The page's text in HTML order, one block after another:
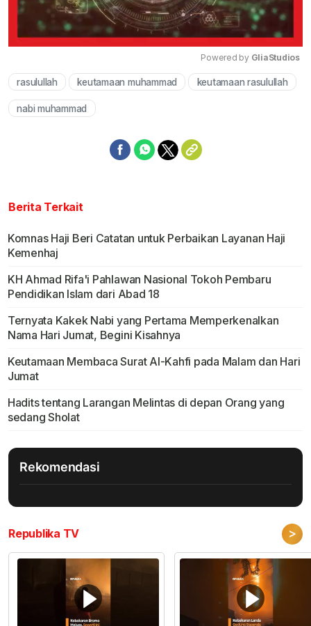
Mute
Powered by GliaStudios
rasulullah keutamaan muhammad keutamaan rasulullah
nabi muhammad
Berita Terkait
Komnas Haji Beri Catatan untuk Perbaikan Layanan Haji
Kemenhaj
KH Ahmad Rifa'i Pahlawan Nasional Tokoh Pembaru
Pendidikan Islam dari Abad 18
Ternyata Kakek Nabi yang Pertama Memperkenalkan
Nama Hari Jumat, Begini Kisahnya
Keutamaan Membaca Surat Al-Kahfi pada Malam dan Hari
Jumat
Hadits tentang Larangan Melintas di depan Orang yang
sedang Sholat
Rekomendasi
Republika TV >